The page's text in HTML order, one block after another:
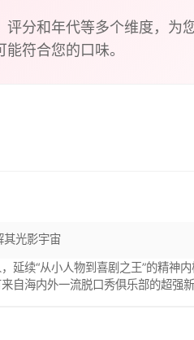
分和年代等多个维度，为
符合您的口味。
其光影宇宙
延续“从小人物到喜剧之王”的精神
自海内外一流脱口秀俱乐部的超强